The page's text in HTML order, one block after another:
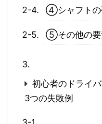
④シャフトの
⑤その他の要
初心者のドライ
3つの失敗例